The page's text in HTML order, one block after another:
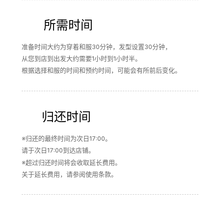
准备时间大约为穿着和服30分钟，发型设置30分钟，
从您到店到出发大约需要1小时到1小时半。
根据选择和服的时间和预约时间，可能会有所前后变化。
所需时间
※归还的最终时间为次日17:00。
请于次日17:00到达店铺。
※超过归还时间将会收取延长费用。
关于延长费用，请参阅使用条款。
归还时间